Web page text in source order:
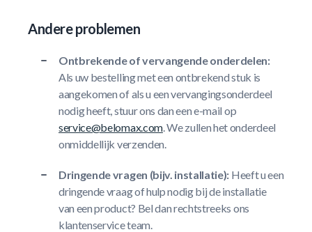
Andere problemen
Ontbrekende of vervangende onderdelen:
Als uw bestelling met een ontbrekend stuk is
aangekomen of als u een vervangingsonderdeel
nodig heeft, stuur ons dan een e-mail op
service@belomax.com. We zullen het onderdeel
onmiddellijk verzenden.
Dringende vragen (bijv. installatie): Heeft u een
dringende vraag of hulp nodig bij de installatie
van een product? Bel dan rechtstreeks ons
klantenservice team.